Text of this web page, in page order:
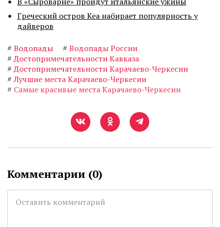
Греческий остров Кеа набирает популярность у
дайверов
# Водопады # Водопады России
# Достопримечательности Кавказа
# Достопримечательности Карачаево-Черкесии
# Лучшие места Карачаево-Черкесии
# Самые красивые места Карачаево-Черкесии
Комментарии (0)